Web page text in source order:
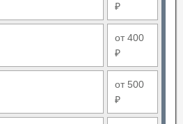
₽
от 400
₽
от 500
₽